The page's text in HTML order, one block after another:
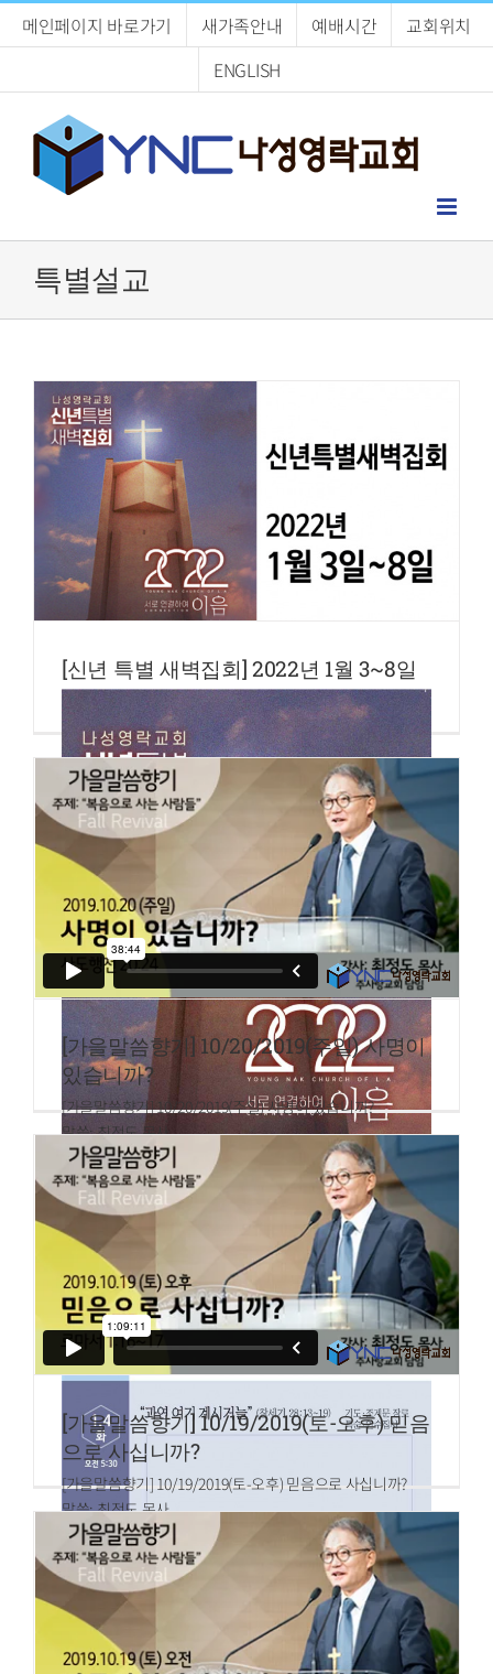
메인페이지 바로가기 새가족안내 예배시간
교회위치
ENGLISH
특별설교
[신년 특별 새벽집회] 2022년 1월 3~8일
[가을말씀향기] 10/20/2019(주일) 사명이
있습니까?
[가을말씀향기] 10/20/2019(주일) 사명이 있습니까?
말씀: 최정도 목사
사도행전 20:24
[가을말씀향기] 10/19/2019(토-오후) 믿음
으로 사십니까?
[가을말씀향기] 10/19/2019(토-오후) 믿음으로 사십니까?
말씀: 최정도 목사
로마서 1:16~17